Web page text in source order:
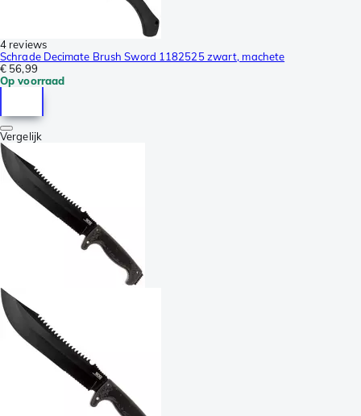
4 reviews
Schrade Decimate Brush Sword 1182525 zwart, machete
€ 56,99
Op voorraad
Vergelijk